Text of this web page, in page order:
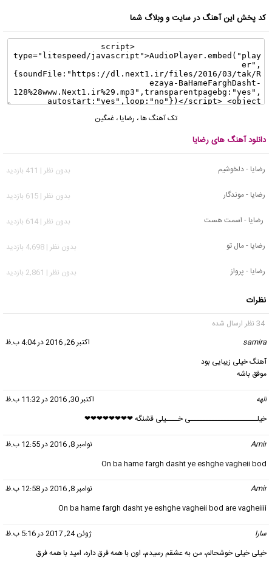
کد پخش این آهنگ در سایت و وبلاگ شما
تک آهنگ ها، رضایا، غمگین
دانلود آهنگ های رضایا
رضایا - دلخوشیم
بدون نظر | 411 بازدید
رضایا - موندگار
بدون نظر | 615 بازدید
رضایا - اسمت هست
بدون نظر | 614 بازدید
رضایا - مال تو
بدون نظر | 4,698 بازدید
رضایا - پرواز
بدون نظر | 2,861 بازدید
نظرات
34 نظر ارسال شده
samira
اکتبر 26, 2016 در 4:04 ب.ظ
آهنگ خیلی زیبایی بود
موفق باشه
الهه
اکتبر 30, 2016 در 11:32 ب.ظ
خیلــــــــــــــــــــــی خــــیلی قشنگه ❤❤❤❤❤❤❤❤
Amir
نوامبر 8, 2016 در 12:55 ب.ظ
On ba hame fargh dasht ye eshghe vagheii bod
Amir
نوامبر 8, 2016 در 12:58 ب.ظ
On ba hame fargh dasht ye eshghe vagheii bod are vagheiiii
سارا
ژوئن 24, 2017 در 5:16 ب.ظ
خیلی خیلی خوشحالم، من به عشقم رسیدم، اون با همه فرق داره، امید با همه فرق